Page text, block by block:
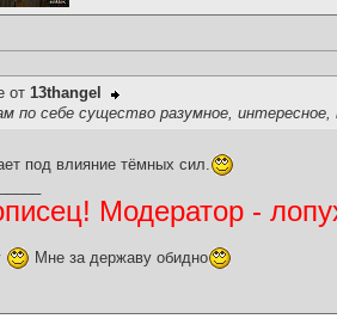
от 13thangel
по себе существо разумное, интересное,
под влияние тёмных сил.
Модератор -
Мне за державу обидно